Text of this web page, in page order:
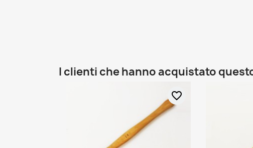
I clienti che hanno acquistato
favorite_border